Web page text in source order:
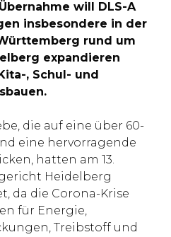
will DLS-A
insbesondere in der
rund um
expandieren
, Schul- und
die auf eine über 60-
eine hervorragende
hatten am 13.
Heidelberg
da die Corona-Krise
für Energie,
Treibstoff und